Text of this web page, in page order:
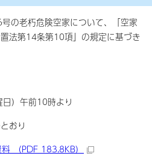
の老朽危険空家について、「空家
法第14条第10項」の規定に基づき
）午前10時より
おり
（PDF 183.8KB）